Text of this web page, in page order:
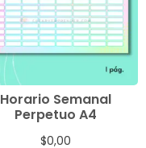
Horario Semanal
Perpetuo A4
$0,00